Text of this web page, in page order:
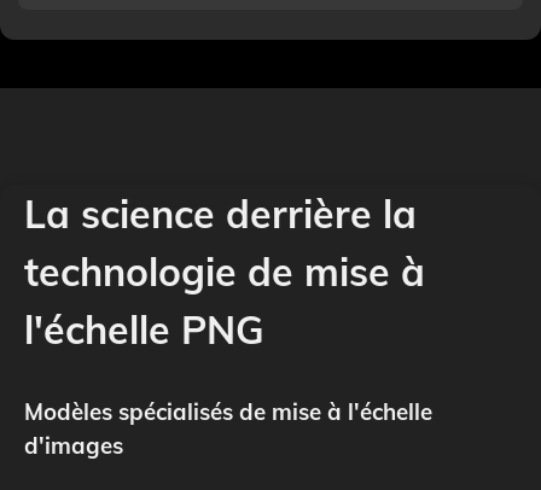
La science derrière la
technologie de mise à
l'échelle PNG
Modèles spécialisés de mise à l'échelle
d'images